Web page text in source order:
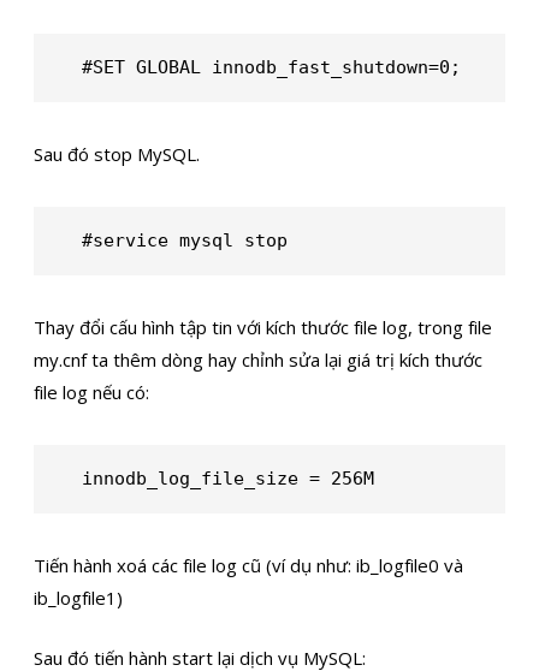
#SET GLOBAL innodb_fast_shutdown=0;
Sau đó stop MySQL.
#service mysql stop
Thay đổi cấu hình tập tin với kích thước file log, trong file
my.cnf ta thêm dòng hay chỉnh sửa lại giá trị kích thước
file log nếu có:
innodb_log_file_size = 256M
Tiến hành xoá các file log cũ (ví dụ như: ib_logfile0 và
ib_logfile1)
Sau đó tiến hành start lại dịch vụ MySQL: